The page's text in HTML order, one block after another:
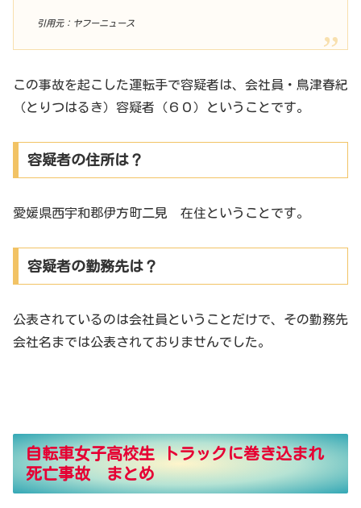
引用元：ヤフーニュース
この事故を起こした運転手で容疑者は、会社員・鳥津春紀
（とりつはるき）容疑者（６０）ということです。
容疑者の住所は？
愛媛県西宇和郡伊方町二見 在住ということです。
容疑者の勤務先は？
公表されているのは会社員ということだけで、その勤務先
会社名までは公表されておりませんでした。
自転車女子高校生 トラックに巻き込まれ
死亡事故 まとめ